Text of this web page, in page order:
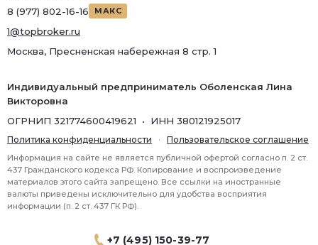
Метро
Метро
+7 (495) 150-39-77
8 (977) 802-16-16
МАКС
1@topbroker.ru
Москва, Пресненская набережная 8 стр. 1
Индивидуальный предприниматель Оболенская Лина
Викторовна
ОГРНИП 321774600419621 • ИНН 380121925017
Политика конфиденциальности · Пользовательское соглашение
Информация на сайте не является публичной офертой согласно п. 2 ст.
437 Гражданского кодекса РФ. Копирование и воспроизведение
материалов этого сайта запрещено. Все ссылки на иностранные
валюты приведены исключительно для удобства восприятия
информации (п. 2 ст. 437 ГК РФ).